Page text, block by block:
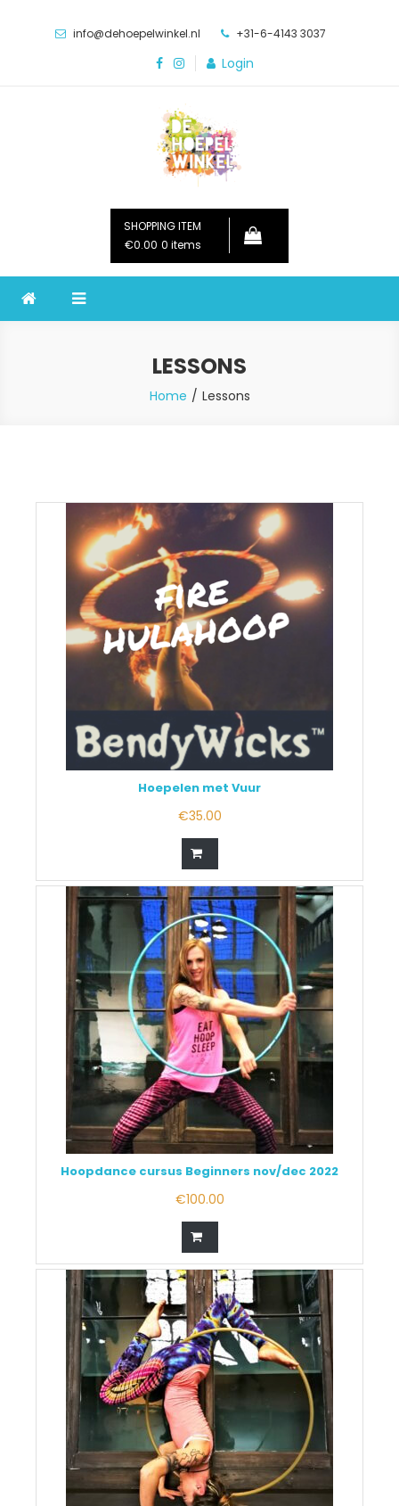
info@dehoepelwinkel.nl +31-6-4143 3037
Login
De Hoepelwinkel
SHOPPING ITEM
€0.00 0 items
LESSONS
Home Lessons
Hoepelen met Vuur
€35.00
Hoopdance cursus Beginners nov/dec 2022
€100.00